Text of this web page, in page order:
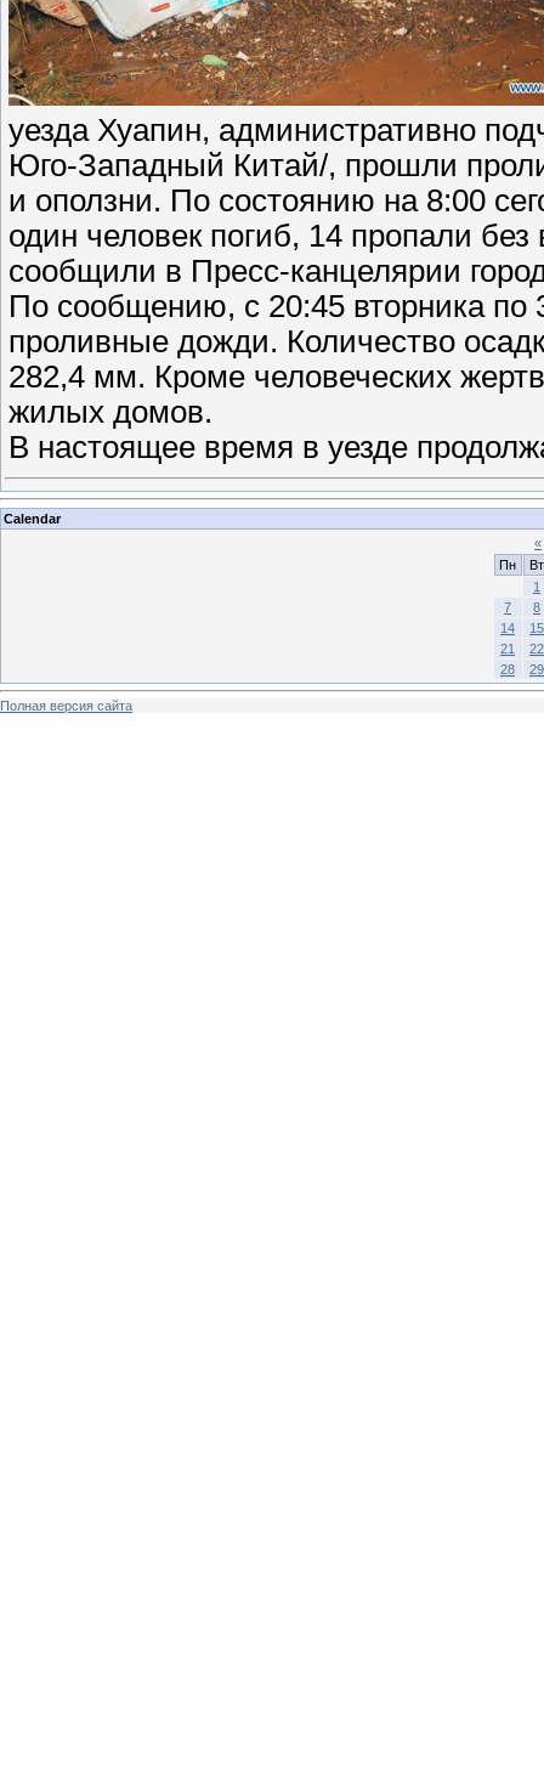
уезда Хуапин, административно
Юго-Западный Китай/, прошли
и оползни. По состоянию на 8:00
один человек погиб, 14 пропали
сообщили в Пресс-канцелярии
По сообщению, с 20:45 вторника
проливные дожди. Количество
282,4 мм. Кроме человеческих
жилых домов.
В настоящее время в уезде
Calendar
«
Пн
Вт
1
7
8
14
15
21
22
28
29
Полная версия сайта